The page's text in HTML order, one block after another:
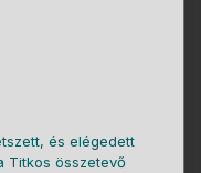
és elégedett
Titkos összetevő